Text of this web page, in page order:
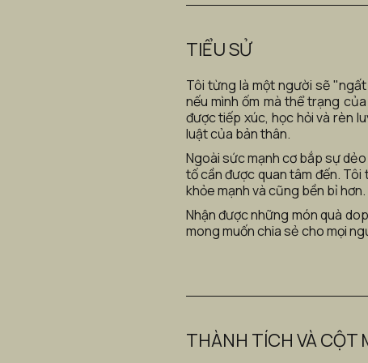
TIỂU SỬ
Tôi từng là một người sẽ
nếu mình ốm mà thể trạng
được tiếp xúc, học hỏi và rèn
luật của bản thân.
Ngoài sức mạnh cơ bắp sự
tố cần được quan tâm đến.
khỏe mạnh và cũng bền bỉ hơn.
Nhận được những món quà
mong muốn chia sẻ cho mọi
THÀNH TÍCH VÀ CỘT